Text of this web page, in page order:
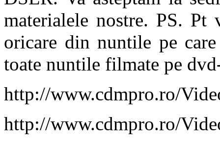
materialele nostre. PS.
oricare din nuntile pe
toate nuntile filmate pe
http://www.cdmpro.ro/
http://www.cdmpro.ro/